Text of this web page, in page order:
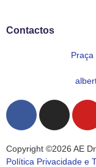
Contactos
Copyright ©2026 AE
Política Privacidade e